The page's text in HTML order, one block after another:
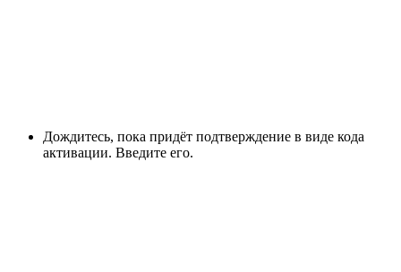
Дождитесь, пока придёт подтверждение в виде кода
активации. Введите его.